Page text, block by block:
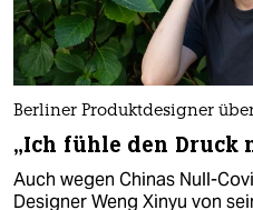
Berliner Produktdesigner
„Ich fühle den Druck
Auch wegen Chinas Null-
Designer Weng Xinyu von